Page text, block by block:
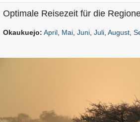
Optimale Reisezeit für die
Okaukuejo: April Mai Juni Juli August